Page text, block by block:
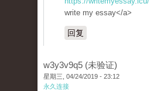
write my essay</a>
回复
w3y3v9q5 (未验证)
星期三, 04/24/2019 - 23:12
永久连接